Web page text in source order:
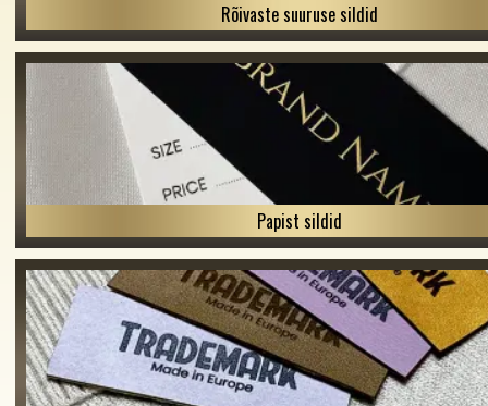
Rõivaste suuruse sildid
Papist sildid